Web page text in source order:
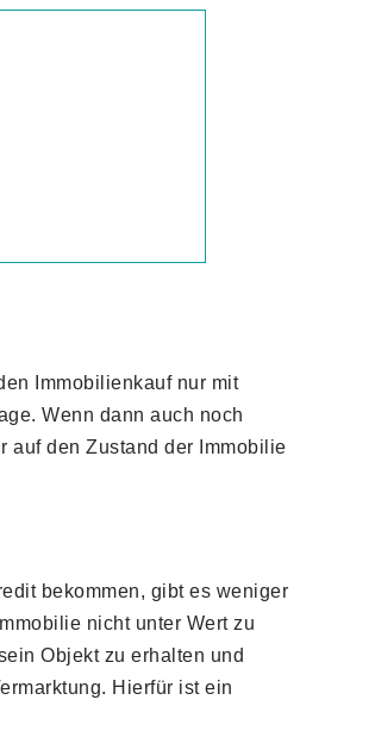
Immobilienkauf nur mit
Wenn dann auch noch
auf den Zustand der Immobilie
bekommen, gibt es weniger
nicht unter Wert zu
Objekt zu erhalten und
Hierfür ist ein